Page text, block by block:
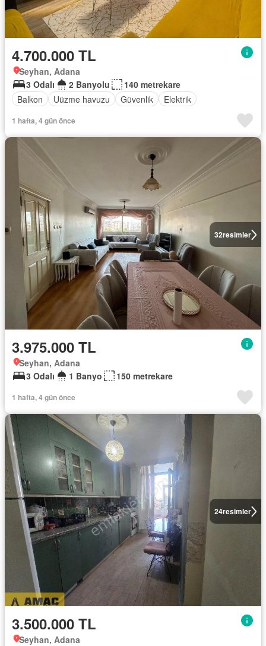
4.700.000 TL
Seyhan, Adana
3 Odalı
2 Banyolu
140 metrekare
Balkon
Uüzme havuzu Güvenlik Elektrik
1 hafta, 4 gün önce
32resimler
3.975.000 TL
Seyhan, Adana
3 Odalı
1 Banyo 150 metrekare
1 hafta, 4 gün önce
24resimler
3.500.000 TL
Seyhan, Adana